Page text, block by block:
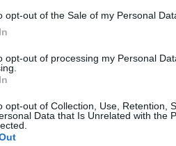
opt-out of the Sale of my Personal
opt-out of processing my Personal
opt-out of Collection, Use, Retention,
Data that Is Unrelated with the